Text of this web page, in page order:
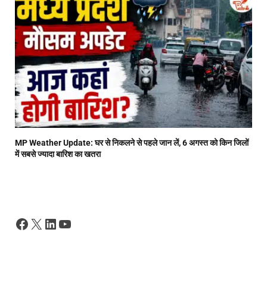
MP Weather Update: घर से निकलने से पहले जान लें, 6 अगस्त को किन जिलों
में सबसे ज्यादा बारिश का खतरा
Facebook
X LinkedIn
YouTube